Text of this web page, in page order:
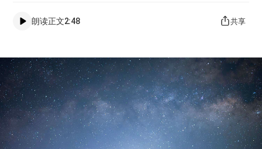
朗读正文2:48 共享